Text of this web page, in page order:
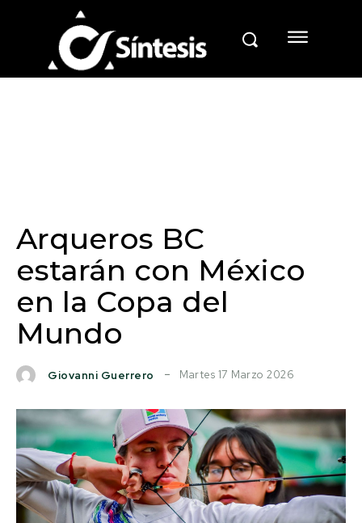
Arqueros BC
estarán con México
en la Copa del
Mundo
Giovanni Guerrero Martes 17 Marzo 2026